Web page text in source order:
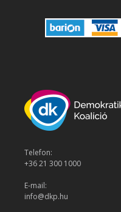
Telefon:
+36 21 300 1000
E-mail:
info@dkp.hu